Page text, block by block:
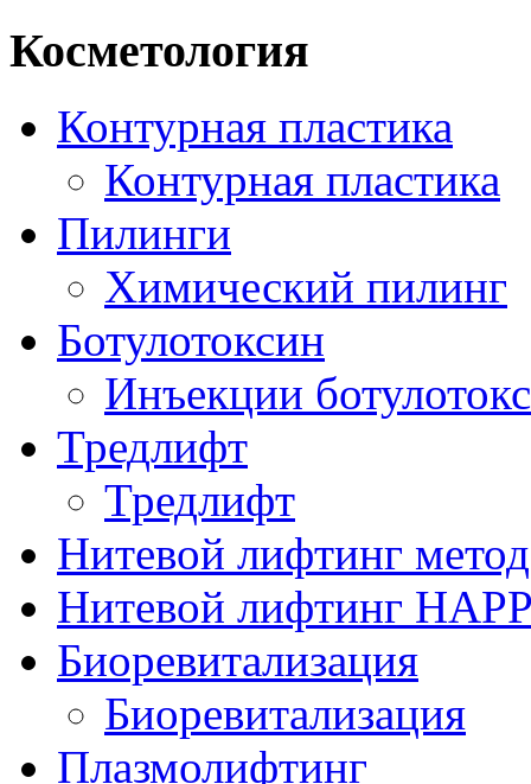
Косметология
Контурная пластика
Контурная пластика
Пилинги
Химический пилинг
Ботулотоксин
Инъекции
Тредлифт
Тредлифт
Нитевой лифтинг
Нитевой лифтинг
Биоревитализация
Биоревитализация
Плазмолифтинг